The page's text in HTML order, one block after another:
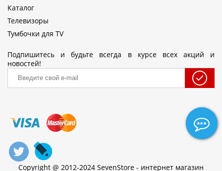
Каталог
Телевизоры
Тумбочки для TV
Подпишитесь и будьте всегда в курсе всех акций и
новостей!
Copyright @ 2012-2024 SevenStore - интернет магазин